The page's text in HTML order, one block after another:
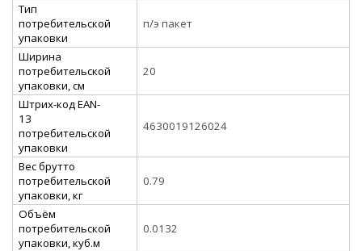
Тип
потребительской
упаковки
п/э пакет
Ширина
потребительской
упаковки, см
20
Штрих-код EAN-
13
потребительской
упаковки
4630019126024
Вес брутто
потребительской
упаковки, кг
0.79
Объём
потребительской
упаковки, куб.м
0.0132